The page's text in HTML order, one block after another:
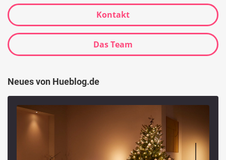
Kontakt
Das Team
Neues von Hueblog.de